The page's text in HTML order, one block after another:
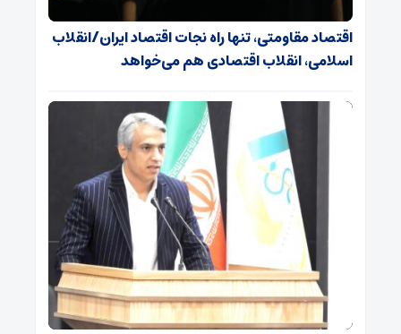
اقتصاد مقاومتی، تنها راه نجات اقتصاد ایران/انقلاب
اسلامی، انقلاب اقتصادی هم می‌خواهد